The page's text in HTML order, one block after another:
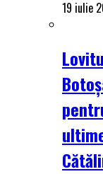
19 iulie